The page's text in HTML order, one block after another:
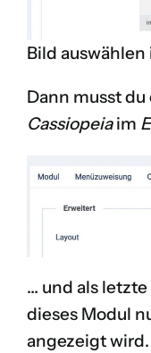
Bild
Dann musst du
Cassiopeiaim
… und als letzte
dieses Modul
angezeigt wird.